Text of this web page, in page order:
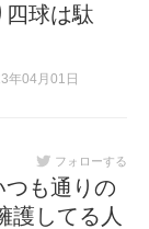
四球は駄
年04月01日
フォローする
も通りの
護してる人